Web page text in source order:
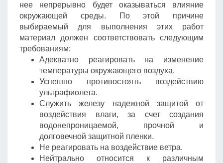
нее непрерывно будет оказываться влияние
окружающей среды. По этой причине
выбираемый для выполнения этих работ
материал должен соответствовать следующим
требованиям:
Адекватно реагировать на изменение
температуры окружающего воздуха.
Успешно противостоять воздействию
ультрафиолета.
Служить железу надежной защитой от
воздействия влаги, за счет создания
водонепроницаемой, прочной и
долговечной защитной пленки.
Не реагировать на воздействие ветра.
Нейтрально относится к различным